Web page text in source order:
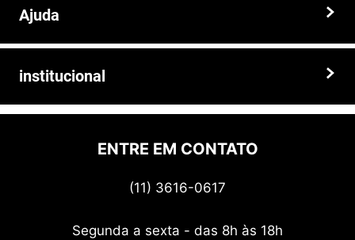
Somos a solução ideal para quem busca peças e acessórios agrícolas
Ajuda
Prazos e entregas
institucional
Quem somos
Politica de privacidadeENTRE EM CONTATO
(11) 3616-0617
Segunda a sexta - das 8h às 18h